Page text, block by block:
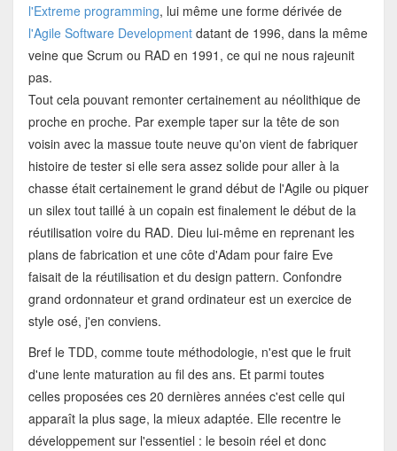
l'Extreme programming, lui même une forme dérivée de
l'Agile Software Developmentdatant de 1996, dans la même
veine que Scrum ou RAD en 1991, ce qui ne nous rajeunit
pas.
Tout cela pouvant remonter certainement au néolithique de
proche en proche. Par exemple taper sur la tête de son
voisin avec la massue toute neuve qu'on vient de fabriquer
histoire de tester si elle sera assez solide pour aller à la
chasse était certainement le grand début de l'Agile ou piquer
un silex tout taillé à un copain est finalement le début de la
réutilisation voire du RAD. Dieu lui-même en reprenant les
plans de fabrication et une côte d'Adam pour faire Eve
faisait de la réutilisation et du design pattern. Confondre
grand ordonnateur et grand ordinateur est un exercice de
style osé, j'en conviens.
Bref le TDD, comme toute méthodologie, n'est que le fruit
d'une lente maturation au fil des ans. Et parmi toutes
celles proposées ces 20 dernières années c'est celle qui
apparaît la plus sage, la mieux adaptée. Elle recentre le
développement sur l'essentiel : le besoin réel et donc